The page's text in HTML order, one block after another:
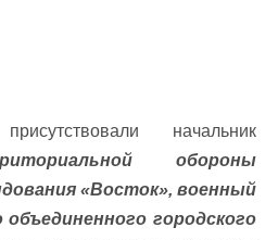
начальник
обороны
«Восток», военный
городского